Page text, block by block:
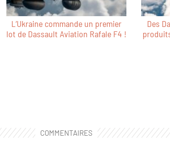
L’Ukraine commande un premier
lot de Dassault Aviation Rafale F4 !
Des
COMMENTAIRES